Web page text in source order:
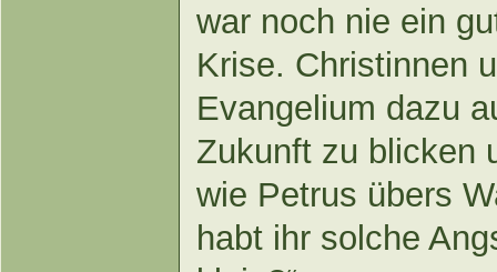
war noch nie ein
Krise. Christinnen
Evangelium dazu
Zukunft zu blicken
wie Petrus übers
habt ihr solche